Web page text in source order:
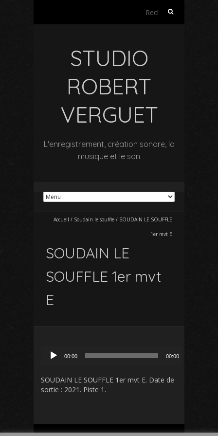
Rechercher :
STUDIO
ROBERT
VERGUET
L'enregistrement, création sonore, la
musique et le son
Accueil / Soudain le souffle / SOUDAIN LE SOUFFLE
1er mvt E
SOUDAIN LE
SOUFFLE 1er mvt
E
00:00 00:00
SOUDAIN LE SOUFFLE 1er mvt E. Date de
sortie : 2021. Piste 1.